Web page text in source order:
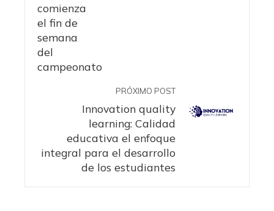
PRÓXIMO POST
Innovation quality
learning: Calidad
educativa el enfoque
integral para el desarrollo
de los estudiantes